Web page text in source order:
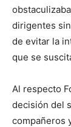
dirigentes
de evitar la
que se
Al respecto
decisión del
compañeros